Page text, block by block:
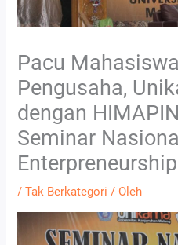
Pacu
Pengusaha,
dengan
Seminar
Enterpreneurship
/Tak Berkategori / Oleh